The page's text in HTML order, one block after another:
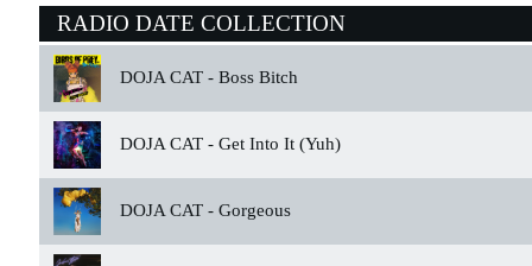
RADIO DATE COLLECTION
DOJA CAT - Boss Bitch
DOJA CAT - Get Into It (Yuh)
DOJA CAT - Gorgeous